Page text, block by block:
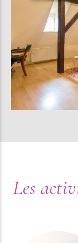
Les